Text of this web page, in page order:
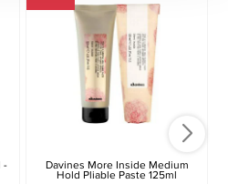
- Davines More Inside Medium
Hold Pliable Paste 125ml